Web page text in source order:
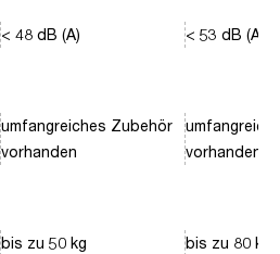
< 48 dB (A)
umfangreiches Zubehör
vorhanden
bis zu 50 kg
< 53 dB (A)
vorhanden
bis zu 80 kg